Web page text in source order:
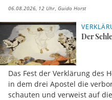
06.08.2026, 12 Uhr Guido Horst
Der
Das Fest der Verklärung des
in dem drei Apostel die
schauten und verweist auf